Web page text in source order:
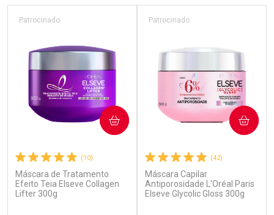
(10)
Máscara de Tratamento
Efeito Teia Elseve Collagen
Lifter 300g
Patrocinado
COMPRAR
(42)
Máscara Capilar
Antiporosidade L'Oréal Paris
Elseve Glycolic Gloss 300g
Patrocinado
COMPRAR